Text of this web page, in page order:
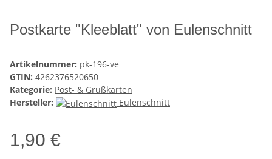
Postkarte "Kleeblatt" von Eulenschnitt
Artikelnummer: pk-196-ve
GTIN: 4262376520650
Kategorie: Post- & Grußkarten
Hersteller:
Eulenschnitt
1,90 €